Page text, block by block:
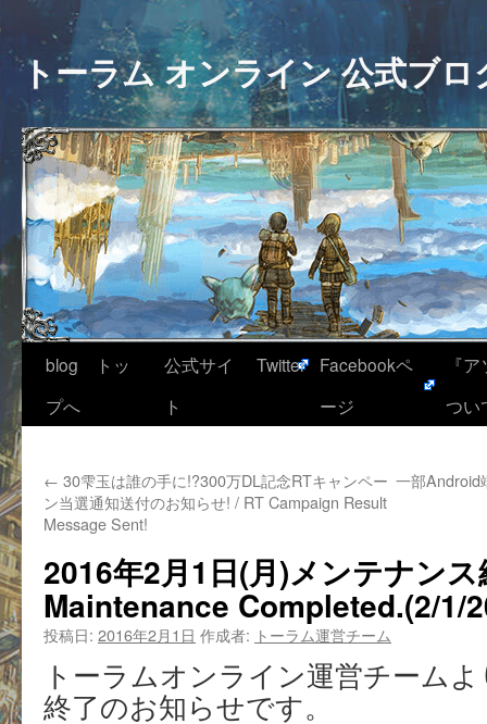
トーラム オンライン 公式ブロ
blog トッ
プへ
公式サイ
ト
Twitter
Facebookペ
ージ
『
つい
← 30雫玉は誰の手に!?300万DL記念RTキャンペー
ン当選通知送付のお知らせ! / RT Campaign Result
Message Sent!
一部Android
2016年2月1日(月)メンテナン
Maintenance Completed.(2/1/
投稿日: 2016年2月1日 作成者: トーラム運営チーム
トーラムオンライン運営チーム
終了のお知らせです。